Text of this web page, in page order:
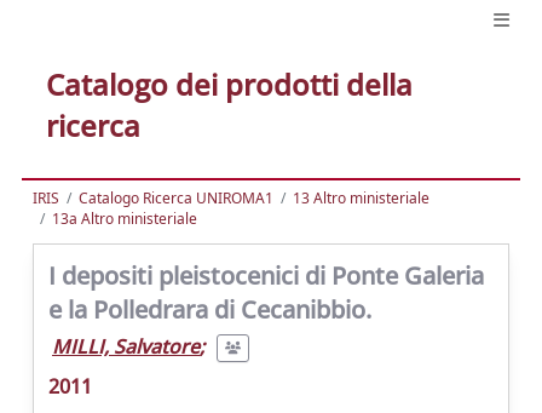
Catalogo dei prodotti della
ricerca
IRIS Catalogo Ricerca UNIROMA1
13 Altro ministeriale
13a Altro ministeriale
I depositi pleistocenici di Ponte Galeria
e la Polledrara di Cecanibbio.
MILLI, Salvatore;
2011